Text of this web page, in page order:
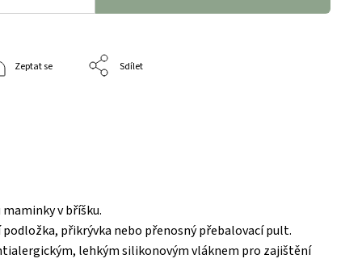
Zeptat se Sdílet
v bříšku.
přikrývka nebo přenosný přebalovací pult.
lehkým silikonovým vláknem pro zajištění